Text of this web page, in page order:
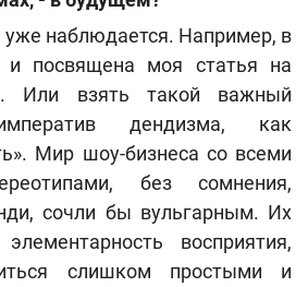
наблюдается. Например, в
и посвящена моя статья на
Или взять такой важный
дендизма, как
Мир шоу-бизнеса со всеми
без сомнения,
сочли бы вульгарным. Их
восприятия,
слишком простыми и